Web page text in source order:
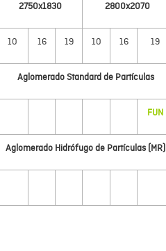
2750x1830 2800x2070
10 16 19 10 16 19
Aglomerado Standard de Partículas
FUN
Aglomerado Hidrófugo de Partículas (MR)